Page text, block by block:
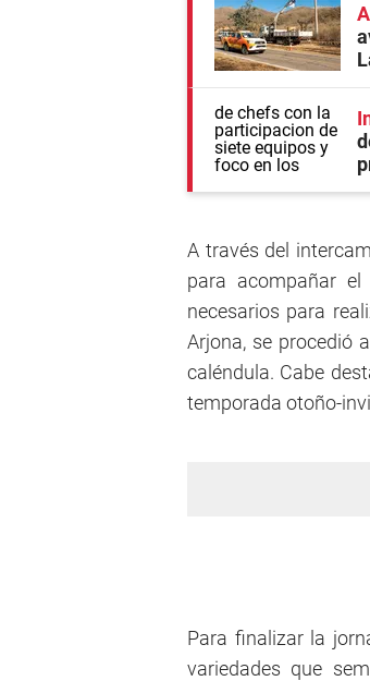
A través del
para acompañar
necesarios para
Arjona, se procedió
caléndula. Cabe
temporada otoño-
Para finalizar la
variedades que